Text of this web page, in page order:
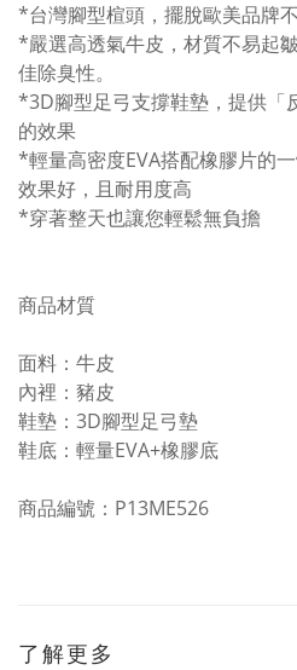
*台灣腳型楦頭，擺脫歐美品牌
*嚴選高透氣牛皮，材質不易起
佳除臭性。
*3D腳型足弓支撐鞋墊，提供「
的效果
*輕量高密度EVA搭配橡膠片的
效果好，且耐用度高
*穿著整天也讓您輕鬆無負擔
商品材質
面料：牛皮
內裡：豬皮
鞋墊：3D腳型足弓墊
鞋底：輕量EVA+橡膠底
商品編號：P13ME526
了解更多